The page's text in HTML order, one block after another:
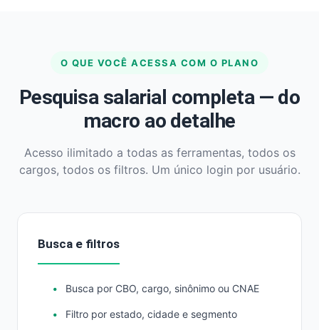
O QUE VOCÊ ACESSA COM O PLANO
Pesquisa salarial completa — do
macro ao detalhe
Acesso ilimitado a todas as ferramentas, todos os
cargos, todos os filtros. Um único login por usuário.
Busca e filtros
Busca por CBO, cargo, sinônimo ou CNAE
Filtro por estado, cidade e segmento